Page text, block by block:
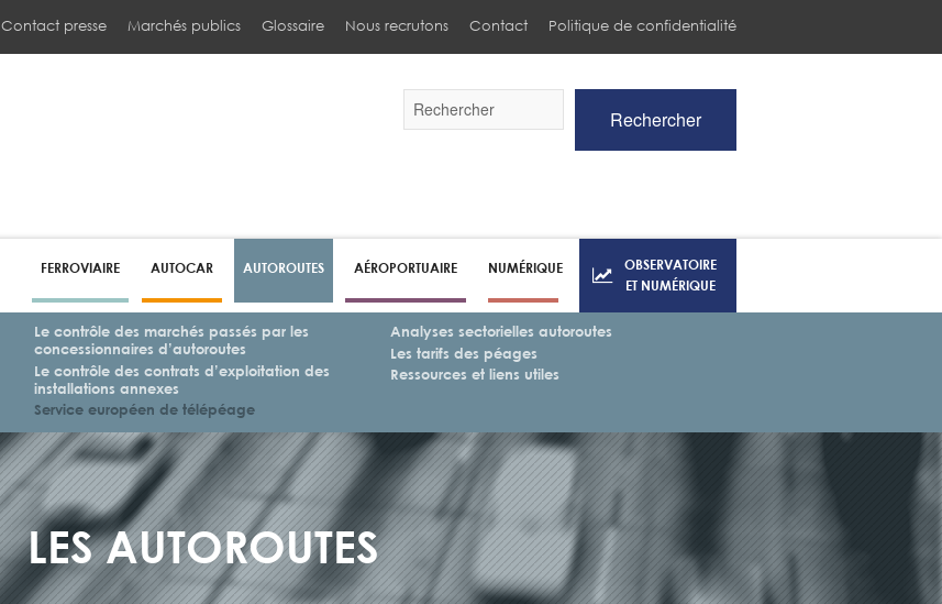
Contact presse Marchés publics Glossaire Nous recrutons Contact Politique de confidentialité
par
la
Rechercher
FERROVIAIRE AUTOCAR AUTOROUTES AÉROPORTUAIRE NUMÉRIQUE
OBSERVATOIRE
ET NUMÉRIQUE
Le contrôle des marchés passés par les
concessionnaires d’autoroutes
Le contrôle des contrats d’exploitation des
installations annexes
Service européen de télépéage
Analyses sectorielles autoroutes
Les tarifs des péages
Ressources et liens utiles
LES AUTOROUTES